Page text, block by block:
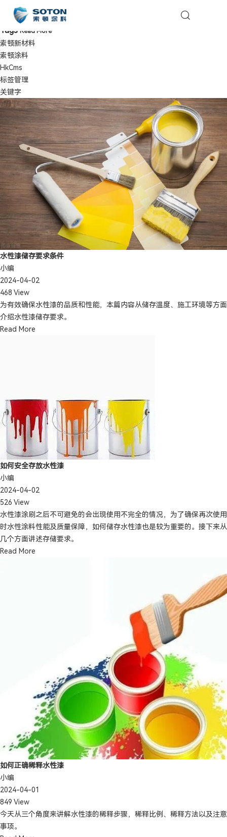
索顿新材料
首页/索顿新材料
Tags Read More
索顿新材料
索顿涂料
HkCms
标签管理
关键字
水性漆储存要求条件
小编
2024-04-02
468 View
为有效确保水性漆的品质和性能，本篇内容从储存温度、施工环境等方面
介绍水性漆储存要求。
Read More
如何安全存放水性漆
小编
2024-04-02
526 View
水性漆涂刷之后不可避免的会出现使用不完全的情况，为了确保再次使用
时水性涂料性能及质量保障，如何储存水性漆也是较为重要的。接下来从
几个方面讲述存储要求。
Read More
如何正确稀释水性漆
小编
2024-04-01
849 View
今天从三个角度来讲解水性漆的稀释步骤，稀释比例、稀释方法以及注意
事项。